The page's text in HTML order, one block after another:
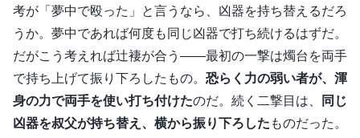
考が「夢中で殴った」と言うなら、凶器を持ち替えるだろ
うか。夢中であれば何度も同じ凶器で打ち続けるはずだ。
だがこう考えれば辻褄が合う――最初の一撃は燭台を両手
で持ち上げて振り下ろしたもの。 恐らく力の弱い者が、渾
身の力で両手を使い打ち付けたのだ。続く二撃目は、
同じ
凶器を叔父が持ち替え、横から振り下ろした ものだった。